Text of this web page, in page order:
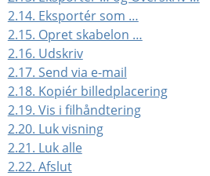
2.14. Eksportér som …
2.15. Opret skabelon …
2.16. Udskriv
2.17. Send via e-mail
2.18. Kopiér billedplacering
2.19. Vis i filhåndtering
2.20. Luk visning
2.21. Luk alle
2.22. Afslut